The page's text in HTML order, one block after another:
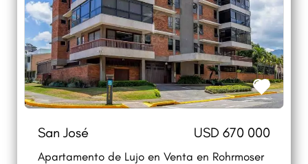
San José USD 670 000
Apartamento de Lujo en Venta en Rohrmoser